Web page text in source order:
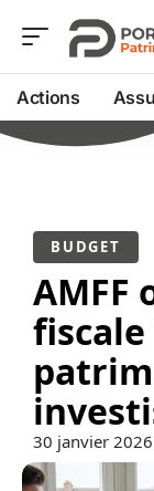
Actions
BUDGET
AMFF
30 janvier 2026